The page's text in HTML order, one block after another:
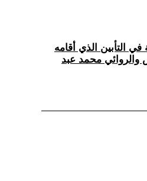
في التأبين الذي أقامه
والروائي محمد عبد